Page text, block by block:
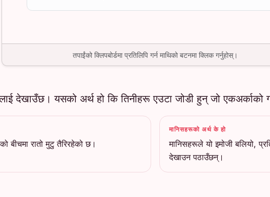
तपाईंको क्लिपबोर्डमा प्रतिलिपि गर्न माथिको बटनमा क्लिक गर्नुहोस्।
देखाउँछ। यसको अर्थ हो कि तिनीहरू एउटा जोडी हुन् जो एकअर्काको
बीचमा रातो मुटु तैरिरहेको छ।
मानिसहरूको अर्थ के हो
मानिसहरूले यो इमोजी बलियो,
देखाउन पठाउँछन्।